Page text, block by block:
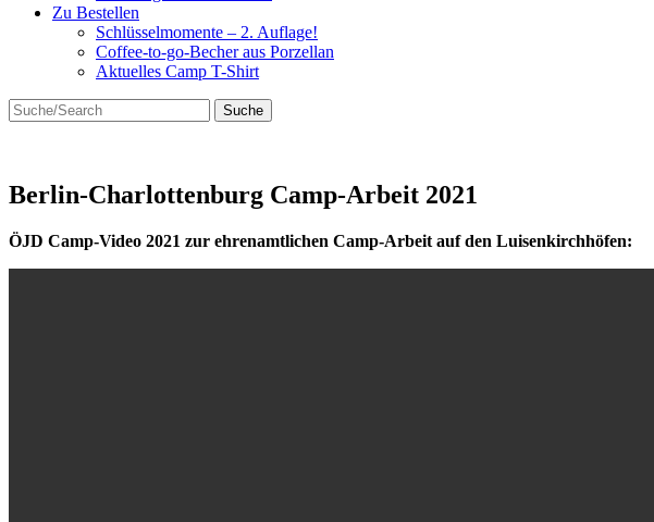
Zu Bestellen
Schlüsselmomente – 2. Auflage!
Coffee-to-go-Becher aus Porzellan
Aktuelles Camp T-Shirt
Suche
Suche
nach:
Berlin-Charlottenburg Camp-Arbeit 2021
ÖJD Camp-Video 2021 zur ehrenamtlichen Camp-Arbeit auf den Luisenkirchhöfen: